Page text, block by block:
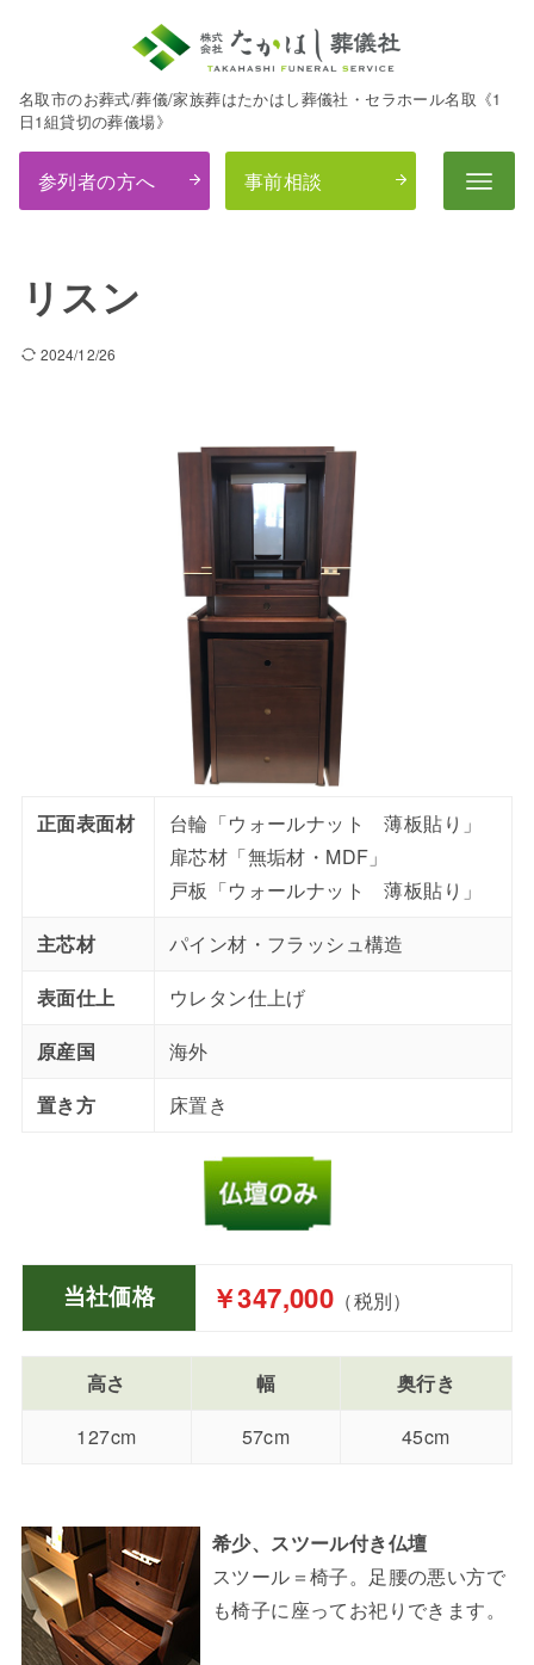
名取市のお葬式/葬儀/家族葬はたかはし葬儀社・セラホール名取《1
日1組貸切の葬儀場》
参列者の方へ 事前相談
リスン
2024/12/26
正面表面材
台輪「ウォールナット 薄板貼り」
扉芯材「無垢材・MDF」
戸板「ウォールナット 薄板貼り」
主芯材
パイン材・フラッシュ構造
表面仕上
ウレタン仕上げ
原産国
海外
置き方
床置き
当社価格 ￥347,000 （税別）
高さ 幅
奥行き
127cm
57cm 45cm
希少、スツール付き仏壇
スツール＝椅子。足腰の悪い方で
も椅子に座ってお祀りできます。